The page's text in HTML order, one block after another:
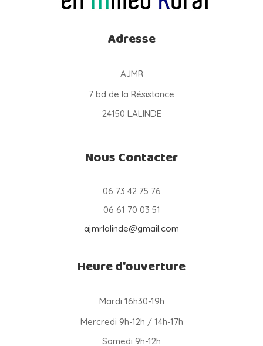
Adresse
AJMR
7 bd de la Résistance
24150 LALINDE
Nous Contacter
06 73 42 75 76
06 61 70 03 51
ajmrlalinde@gmail.com
Heure d'ouverture
Mardi 16h30-19h
Mercredi 9h-12h / 14h-17h
Samedi 9h-12h